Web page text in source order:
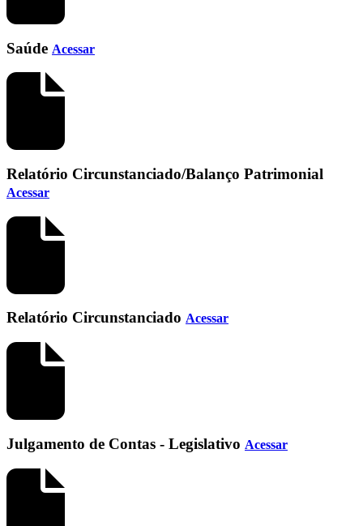
Saúde Acessar
Relatório Circunstanciado/Balanço Patrimonial
Acessar
Relatório Circunstanciado Acessar
Julgamento de Contas - Legislativo Acessar